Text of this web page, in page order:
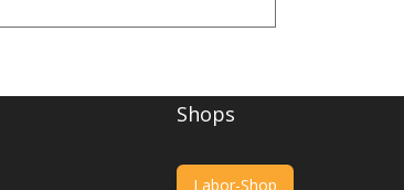
Shops
Labor-Shop